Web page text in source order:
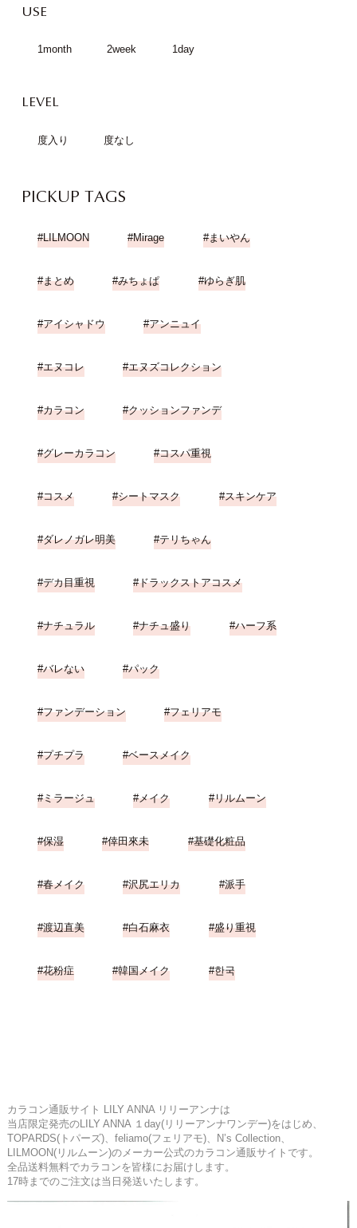
USE
1month 2week 1day
LEVEL
度入り 度なし
PICKUP TAGS
LILMOON Mirage まいやん
まとめ みちょぱ ゆらぎ肌
アイシャドウ アンニュイ
エヌコレ エヌズコレクション
カラコン クッションファンデ
グレーカラコン コスパ重視
コスメ シートマスク スキンケア
ダレノガレ明美 テリちゃん
デカ目重視 ドラックストアコスメ
ナチュラル ナチュ盛り ハーフ系
バレない パック
ファンデーション フェリアモ
プチプラ ベースメイク
ミラージュ メイク リルムーン
保湿 倖田來未 基礎化粧品
春メイク 沢尻エリカ 派手
渡辺直美 白石麻衣 盛り重視
花粉症 韓国メイク 한국
カラコン通販サイト LILY ANNA リリーアンナは
当店限定発売のLILY ANNA １day(リリーアンナワンデー)をはじめ、
TOPARDS(トパーズ)、feliamo(フェリアモ)、N’s Collection、
LILMOON(リルムーン)のメーカー公式のカラコン通販サイトです。
全品送料無料でカラコンを皆様にお届けします。
17時までのご注文は当日発送いたします。